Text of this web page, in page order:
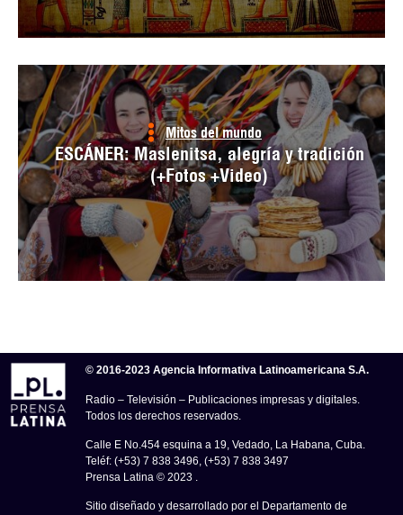
Mitos del mundo
ESCÁNER: Maslenitsa, alegría y tradición
(+Fotos +Video)
© 2016-2023 Agencia Informativa Latinoamericana S.A.
Radio – Televisión – Publicaciones impresas y digitales.
Todos los derechos reservados.
Calle E No.454 esquina a 19, Vedado, La Habana, Cuba.
Teléf: (+53) 7 838 3496, (+53) 7 838 3497
Prensa Latina © 2023 .
Sitio diseñado y desarrollado por el Departamento de